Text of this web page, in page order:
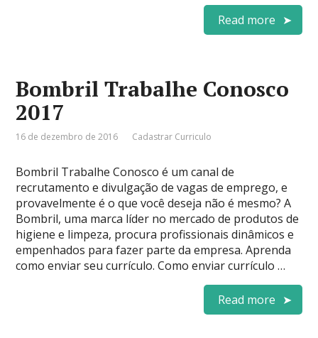
Read more
Bombril Trabalhe Conosco
2017
16 de dezembro de 2016 Cadastrar Curriculo
Bombril Trabalhe Conosco é um canal de
recrutamento e divulgação de vagas de emprego, e
provavelmente é o que você deseja não é mesmo? A
Bombril, uma marca líder no mercado de produtos de
higiene e limpeza, procura profissionais dinâmicos e
empenhados para fazer parte da empresa. Aprenda
como enviar seu currículo. Como enviar currículo …
Read more